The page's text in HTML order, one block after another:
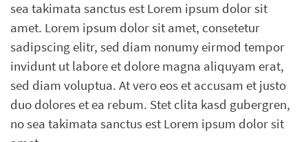
sea takimata sanctus est Lorem ipsum dolor sit
amet. Lorem ipsum dolor sit amet, consetetur
sadipscing elitr, sed diam nonumy eirmod tempor
invidunt ut labore et dolore magna aliquyam erat,
sed diam voluptua. At vero eos et accusam et justo
duo dolores et ea rebum. Stet clita kasd gubergren,
no sea takimata sanctus est Lorem ipsum dolor sit